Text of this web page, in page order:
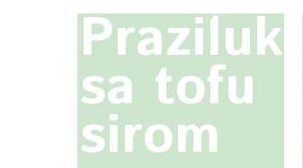
Praziluk
sa tofu
sirom